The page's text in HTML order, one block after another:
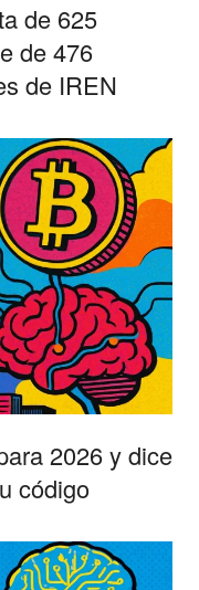
de 625
de 476
de IREN
2026 y dice
código